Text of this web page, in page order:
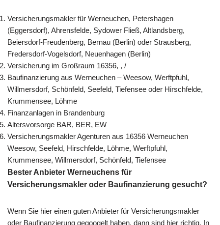
Versicherungsmakler für Werneuchen, Petershagen
(Eggersdorf), Ahrensfelde, Sydower Fließ, Altlandsberg,
Beiersdorf-Freudenberg, Bernau (Berlin) oder Strausberg,
Fredersdorf-Vogelsdorf, Neuenhagen (Berlin)
Versicherung im Großraum 16356, , /
Baufinanzierung aus Werneuchen – Weesow, Werftpfuhl,
Willmersdorf, Schönfeld, Seefeld, Tiefensee oder Hirschfelde,
Krummensee, Löhme
Finanzanlagen in Brandenburg
Altersvorsorge BAR, BER, EW
Versicherungsmakler Agenturen aus 16356 Werneuchen
Weesow, Seefeld, Hirschfelde, Löhme, Werftpfuhl,
Krummensee, Willmersdorf, Schönfeld, Tiefensee
Bester Anbieter Werneuchens für
Versicherungsmakler oder Baufinanzierung gesucht?
Wenn Sie hier einen guten Anbieter für Versicherungsmakler
oder Baufinanzierung gegoogelt haben, dann sind hier richtig. In